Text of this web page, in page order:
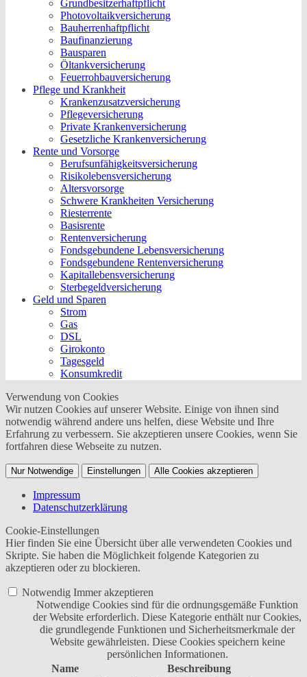
Grundbesitzerhaftpflicht
Photovoltaikversicherung
Bauherrenhaftpflicht
Baufinanzierung
Bausparen
Öltankversicherung
Feuerrohbauversicherung
Pflege und Krankheit
Krankenzusatzversicherung
Pflegeversicherung
Private Krankenversicherung
Gesetzliche Krankenversicherung
Rente und Vorsorge
Berufs­unfähigkeitsversicherung
Risikolebensversicherung
Altersvorsorge
Schwere Krankheiten Versicherung
Riesterrente
Basisrente
Rentenversicherung
Fondsgebundene Lebensversicherung
Fondsgebundene Rentenversicherung
Kapitallebensversicherung
Sterbegeldversicherung
Geld und Sparen
Strom
Gas
DSL
Girokonto
Tagesgeld
Konsumkredit
Verwendung von Cookies
Wir nutzen Cookies auf unserer Website. Einige von ihnen sind
notwendig während andere uns helfen, diese Website und Ihre
Erfahrung zu verbessern. Sie akzeptieren unsere Cookies, wenn Sie
fortfahren diese Webseite zu nutzen.
Nur Notwendige Einstellungen Alle Cookies akzeptieren
Impressum
Datenschutzerklärung
Cookie-Einstellungen
Hier finden Sie eine Übersicht über alle verwendeten Cookies und
Skripte. Sie haben die Möglichkeit folgende Kategorien zu
akzeptieren oder zu blockieren.
Notwendig Immer akzeptieren
Notwendige Cookies sind für die ordnungsgemäße Funktion
der Website erforderlich. Diese Kategorie enthält nur Cookies,
die grundlegende Funktionen und Sicherheitsmerkmale der
Website gewährleisten. Diese Cookies speichern keine
persönlichen Informationen.
Name
Beschreibung